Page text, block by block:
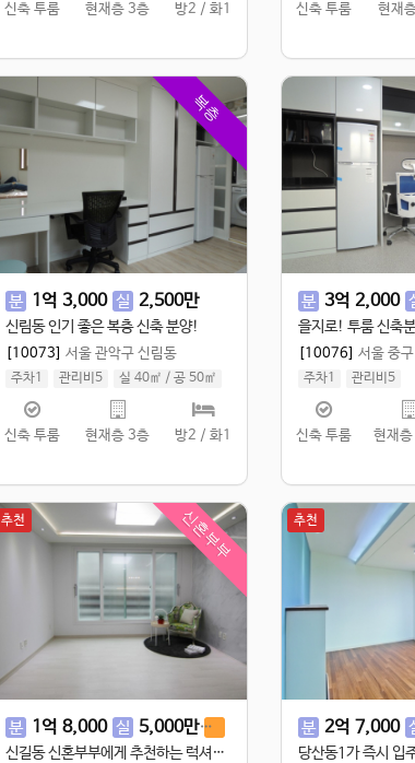
신축 투룸 현재층 3층 방2 / 화1 신축 투룸 현재
복층
분 1억 3,000 실 2,500만
신림동 인기 좋은 복층 신축 분양!
[10073] 서울 관악구 신림동
주차1 관리비5 실 40㎡ / 공 50㎡
신축 투룸 현재층 3층 방2 / 화1
분 3억 2,000
을지로! 투룸 신축
[10076] 서울 중
주차1
관리비5
실 50.02㎡
공 60
신축 투룸 현재
신혼부부
추천
분 1억 8,000 실 5,000만 전
신길동 신혼부부에게 추천하는 럭셔리한 신축빌라!
추천
분 2억 7,000